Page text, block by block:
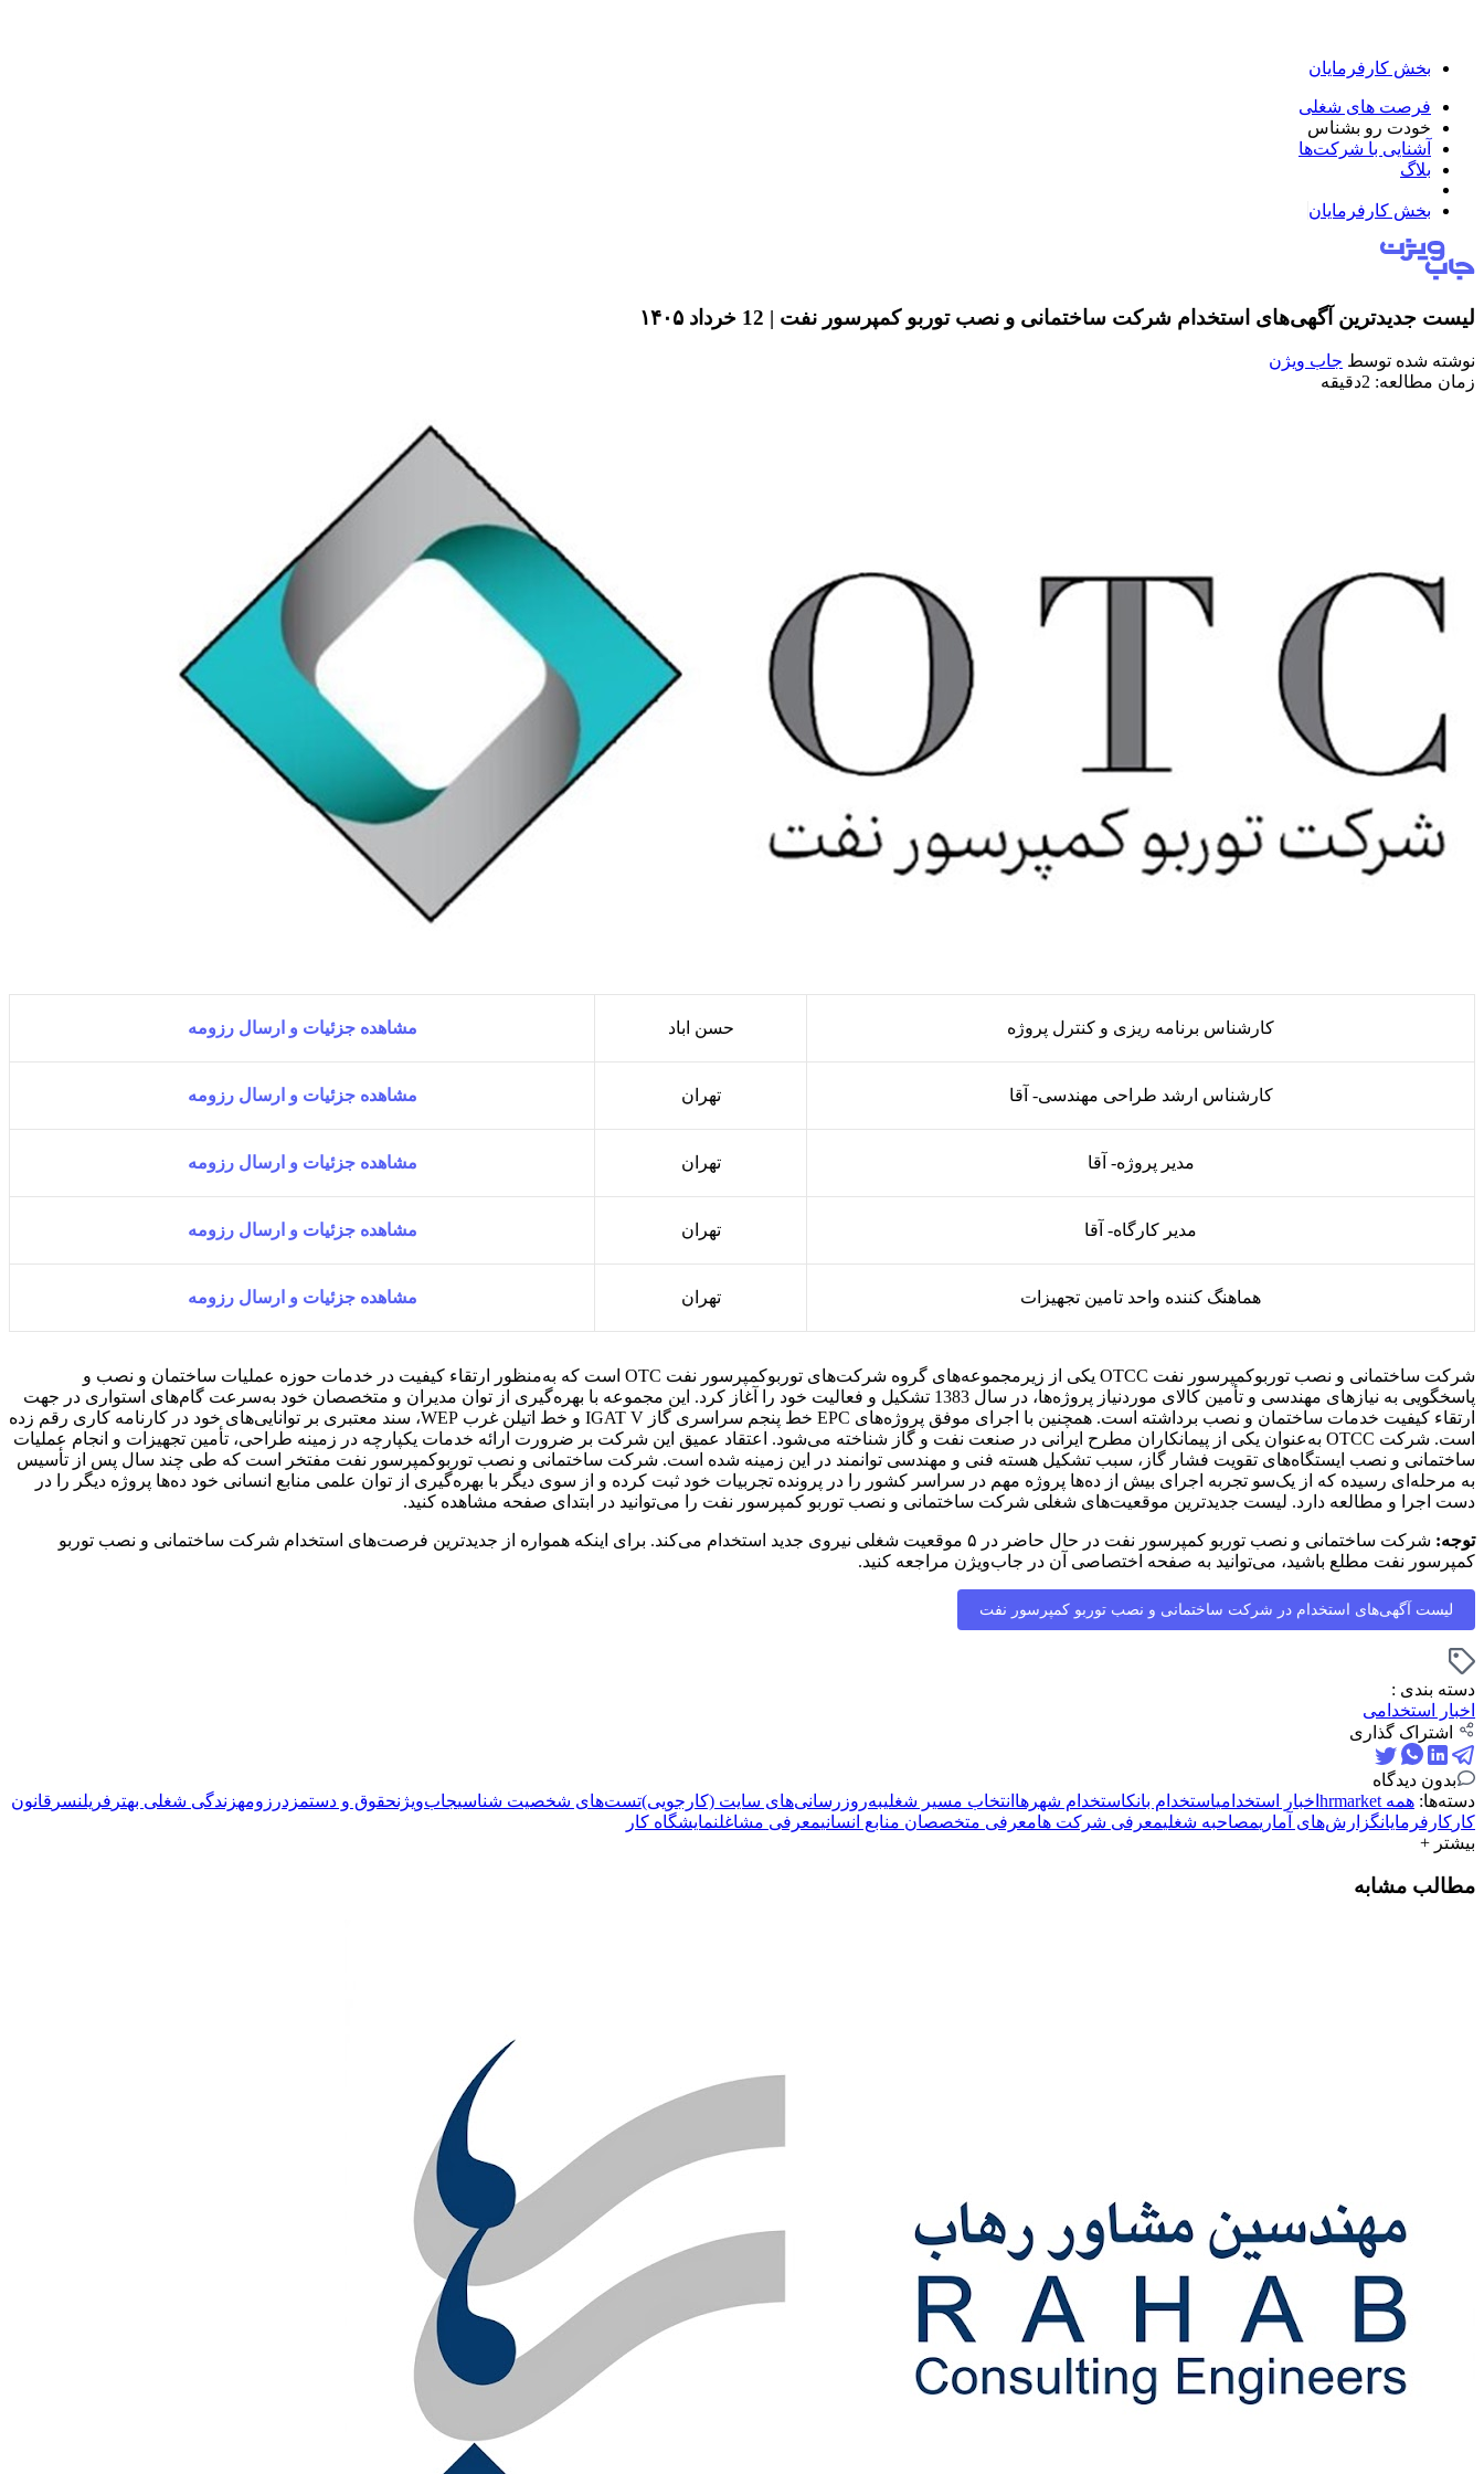
بخش کارفرمایان
فرصت های شغلی
خودت رو بشناس
آشنایی با شرکت‌ها
بلاگ
بخش کارفرمایان
لیست جدیدترین آگهی‌های استخدام شرکت ساختمانی و نصب توربو کمپرسور نفت | 12 خرداد ۱۴۰۵
نوشته شده توسط جاب ویژن
زمان مطالعه: 2دقیقه
کارشناس برنامه ریزی و کنترل پروژه حسن اباد مشاهده جزئیات و ارسال رزومه
کارشناس ارشد طراحی مهندسی- آقا تهران مشاهده جزئیات و ارسال رزومه
مدیر پروژه- آقا تهران مشاهده جزئیات و ارسال رزومه
مدیر کارگاه- آقا تهران مشاهده جزئیات و ارسال رزومه
هماهنگ کننده واحد تامین تجهیزات تهران مشاهده جزئیات و ارسال رزومه
شرکت ساختمانی و نصب توربوکمپرسور نفت OTCC یکی از زیرمجموعه‌های گروه شرکت‌های توربوکمپرسور نفت OTC است که به‌منظور ارتقاء کیفیت در خدمات حوزه عملیات ساختمان و نصب و
پاسخگویی به نیازهای مهندسی و تأمین کالای موردنیاز پروژه‌ها، در سال 1383 تشکیل و فعالیت خود را آغاز کرد. این مجموعه با بهره‌گیری از توان مدیران و متخصصان خود به‌سرعت گام‌های استواری در جهت
ارتقاء کیفیت خدمات ساختمان و نصب برداشته است. همچنین با اجرای موفق پروژه‌های EPC خط پنجم سراسری گاز IGAT V و خط اتیلن غرب WEP، سند معتبری بر توانایی‌های خود در کارنامه کاری رقم زده
است. شرکت OTCC به‌عنوان یکی از پیمانکاران مطرح ایرانی در صنعت نفت و گاز شناخته می‌شود. اعتقاد عمیق این شرکت بر ضرورت ارائه خدمات یکپارچه در زمینه طراحی، تأمین تجهیزات و انجام عملیات
ساختمانی و نصب ایستگاه‌های تقویت فشار گاز، سبب تشکیل هسته فنی و مهندسی توانمند در این زمینه شده است. شرکت ساختمانی و نصب توربوکمپرسور نفت مفتخر است که طی چند سال پس از تأسیس
به مرحله‌ای رسیده که از یک‌سو تجربه اجرای بیش از ده‌ها پروژه مهم در سراسر کشور را در پرونده تجربیات خود ثبت کرده و از سوی دیگر با بهره‌گیری از توان علمی منابع انسانی خود ده‌ها پروژه دیگر را در
دست اجرا و مطالعه دارد. لیست جدیدترین موقعیت‌های شغلی شرکت ساختمانی و نصب توربو کمپرسور نفت را می‌توانید در ابتدای صفحه مشاهده کنید.
توجه:
شرکت ساختمانی و نصب توربو کمپرسور نفت در حال حاضر در ۵ موقعیت شغلی نیروی جدید استخدام می‌کند. برای اینکه همواره از جدیدترین فرصت‌های استخدام شرکت ساختمانی و نصب توربو
کمپرسور نفت مطلع باشید، می‌توانید به صفحه اختصاصی آن در جاب‌ویژن مراجعه کنید.
لیست آگهی‌های استخدام در شرکت ساختمانی و نصب توربو کمپرسور نفت
دسته بندی :
اخبار استخدامی
اشتراک گذاری
بدون دیدگاه
دسته‌ها: همهhrmarket اخبار استخدامیاستخدام بانکاستخدام شهرها انتخاب مسیر شغلیبه‌روزرسانی‌های سایت (کارجویی)تست‌های شخصیت‌ شناسیجاب‌ویژنحقوق و دستمزدرزومهزندگی شغلی بهتر فریلنسر قانون
کار کارفرمایانگزارش‌های آماریمصاحبه شغلیمعرفی شرکت هامعرفی متخصصان منابع انسانیمعرفی مشاغلنمایشگاه کار
بیشتر +
مطالب مشابه